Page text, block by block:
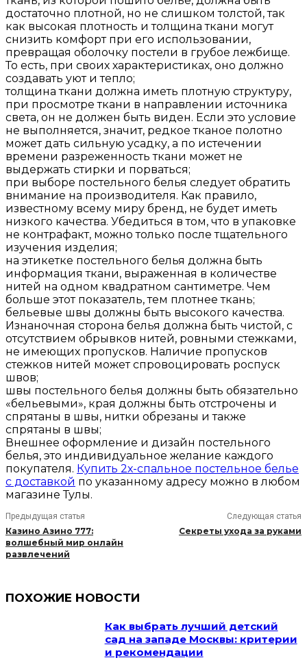
достаточно плотной, но не слишком толстой, так
как высокая плотность и толщина ткани могут
снизить комфорт при его использовании,
превращая оболочку постели в грубое лежбище.
То есть, при своих характеристиках, оно должно
создавать уют и тепло;
толщина ткани должна иметь плотную структуру,
при просмотре ткани в направлении источника
света, он не должен быть виден. Если это условие
не выполняется, значит, редкое тканое полотно
может дать сильную усадку, а по истечении
времени разреженность ткани может не
выдержать стирки и порваться;
при выборе постельного белья следует обратить
внимание на производителя. Как правило,
известному всему миру бренд, не будет иметь
низкого качества. Убедиться в том, что в упаковке
не контрафакт, можно только после тщательного
изучения изделия;
на этикетке постельного белья должна быть
информация ткани, выраженная в количестве
нитей на одном квадратном сантиметре. Чем
больше этот показатель, тем плотнее ткань;
бельевые швы должны быть высокого качества.
Изнаночная сторона белья должна быть чистой, с
отсутствием обрывков нитей, ровными стежками,
не имеющих пропусков. Наличие пропусков
стежков нитей может спровоцировать роспуск
швов;
швы постельного белья должны быть обязательно
«бельевыми», края должны быть отстрочены и
спрятаны в швы, нитки обрезаны и также
спрятаны в швы;
Внешнее оформление и дизайн постельного
белья, это индивидуальное желание каждого
покупателя. Купить 2х-спальное постельное белье
с доставкой по указанному адресу можно в любом
магазине Тулы.
Предыдущая статья
Казино Азино 777:
волшебный мир онлайн
развлечений
Следующая статья
Секреты ухода за руками
ПОХОЖИЕ НОВОСТИ
Как выбрать лучший детский
сад на западе Москвы: критерии
и рекомендации